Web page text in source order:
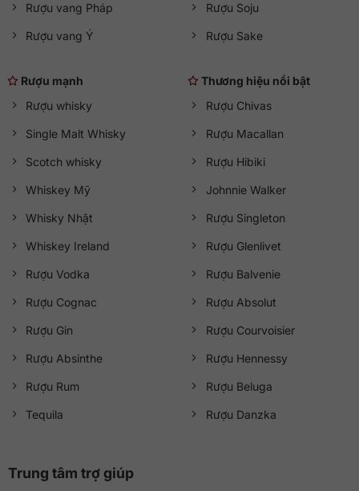
Rượu vang Pháp
Rượu vang Ý
Rượu Soju
Rượu Sake
Rượu mạnh
Rượu whisky
Single Malt Whisky
Scotch whisky
Whiskey Mỹ
Whisky Nhật
Whiskey Ireland
Rượu Vodka
Rượu Cognac
Rượu Gin
Rượu Absinthe
Rượu Rum
Tequila
Thương hiệu nổi bật
Rượu Chivas
Rượu Macallan
Rượu Hibiki
Johnnie Walker
Rượu Singleton
Rượu Glenlivet
Rượu Balvenie
Rượu Absolut
Rượu Courvoisier
Rượu Hennessy
Rượu Beluga
Rượu Danzka
Trung tâm trợ giúp